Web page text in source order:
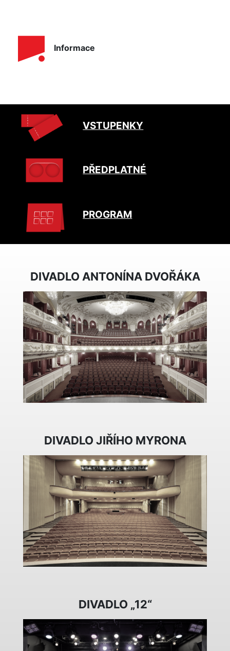
Informace
VSTUPENKY
PŘEDPLATNÉ
PROGRAM
DIVADLO ANTONÍNA DVOŘÁKA
DIVADLO JIŘÍHO MYRONA
DIVADLO „12“